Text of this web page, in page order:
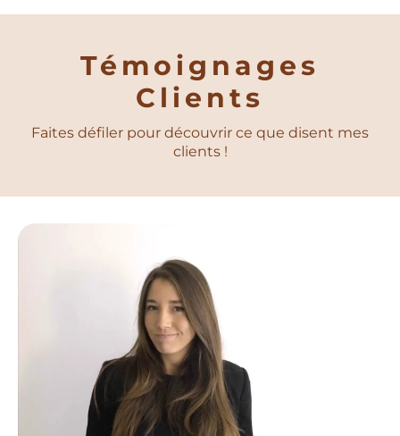
Témoignages
Clients
Faites défiler pour découvrir ce que disent mes
clients !